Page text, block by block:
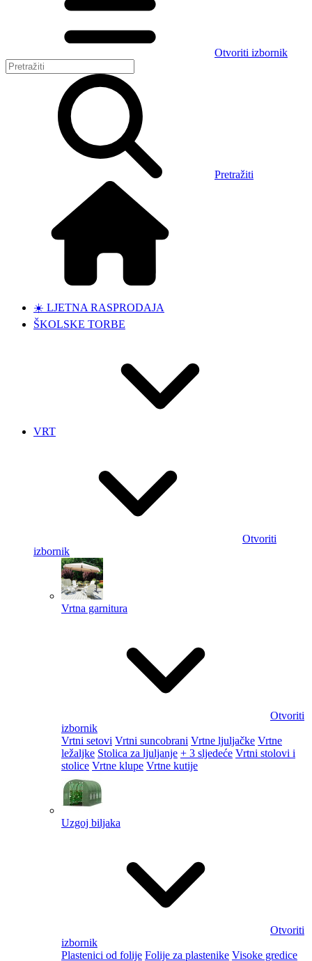
Otvoriti izbornik
Pretražiti
☀️ LJETNA RASPRODAJA
ŠKOLSKE TORBE
VRT
Otvoriti
izbornik
Vrtna garnitura
Otvoriti
izbornik
Vrtni setovi Vrtni suncobrani Vrtne ljuljačke Vrtne
ležaljke Stolica za ljuljanje + 3 sljedeće Vrtni stolovi i
stolice Vrtne klupe Vrtne kutije
Uzgoj biljaka
Otvoriti
izbornik
Plastenici od folije Folije za plastenike Visoke gredice